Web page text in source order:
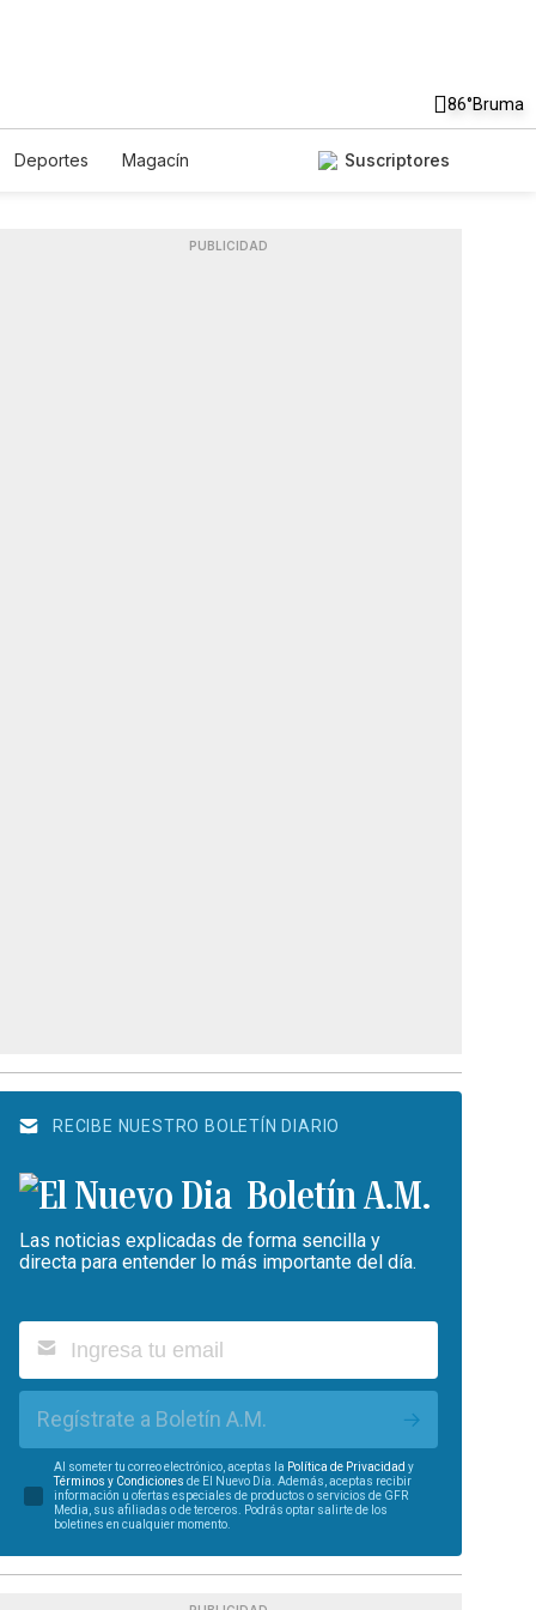
86°Bruma
Deportes
Magacín
Suscriptores
PUBLICIDAD
RECIBE NUESTRO BOLETÍN DIARIO
Boletín A.M.
Las noticias explicadas de forma sencilla y
directa para entender lo más importante del día.
Regístrate a Boletín A.M.
Al someter tu correo electrónico, aceptas la Política de Privacidad y
Términos y Condiciones de El Nuevo Día. Además, aceptas recibir
información u ofertas especiales de productos o servicios de GFR
Media, sus afiliadas o de terceros. Podrás optar salirte de los
boletines en cualquier momento.